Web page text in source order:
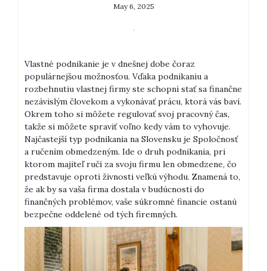
May 6, 2025
Vlastné podnikanie je v dnešnej dobe čoraz
populárnejšou možnosťou. Vďaka podnikaniu a
rozbehnutiu vlastnej firmy ste schopní stať sa finančne
nezávislým človekom a vykonávať prácu, ktorá vás baví.
Okrem toho si môžete regulovať svoj pracovný čas,
takže si môžete spraviť voľno kedy vám to vyhovuje.
Najčastejší typ podnikania na Slovensku je Spoločnosť
a ručením obmedzeným. Ide o druh podnikania, pri
ktorom majiteľ ručí za svoju firmu len obmedzene, čo
predstavuje oproti živnosti veľkú výhodu. Znamená to,
že ak by sa vaša firma dostala v budúcnosti do
finančných problémov, vaše súkromné financie ostanú
bezpečne oddelené od tých firemných.